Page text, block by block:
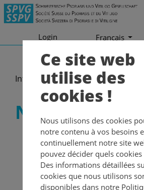
Login Francais
Informations Newsletter
Newsletter
La newsletter vous informe des
sur le psoriasis et le vitiligo ainsi
événements et projets de la
Psoriasis et du Vitiligo. Dans l'
trouverez les newsletters déjà
Ce site web
utilise des
cookies !
Nous utilisons des cookies
notre contenu à vos besoins
continuellement notre site
pouvez décider quels
Des informations détaillées
cookies que nous utilisons
disponibles dans notre